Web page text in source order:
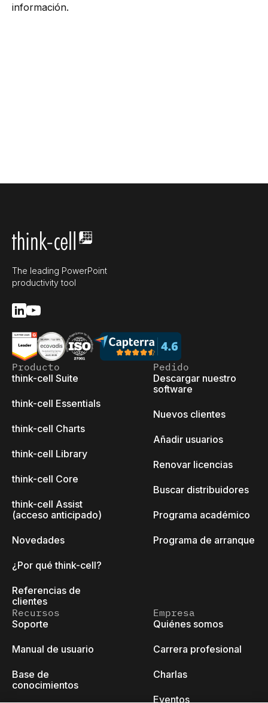
información.
The leading PowerPoint
productivity tool
Producto
think-cell Suite
think-cell Essentials
think-cell Charts
think-cell Library
think-cell Core
think-cell Assist
(acceso anticipado)
Novedades
¿Por qué think-cell?
Referencias de
clientes
Pedido
Descargar nuestro
software
Nuevos clientes
Añadir usuarios
Renovar licencias
Buscar distribuidores
Programa académico
Programa de arranque
Recursos
Soporte
Manual de usuario
Base de
conocimientos
Empresa
Quiénes somos
Carrera profesional
Charlas
Eventos